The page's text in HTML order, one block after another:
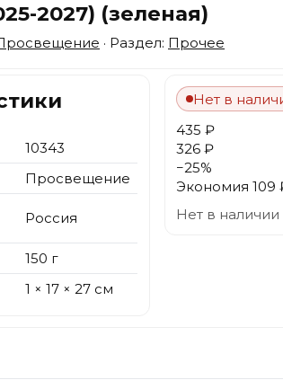
2027) (зеленая)
· Раздел: Прочее
10343
Просвещение
Россия
150 г
1 × 17 × 27 см
Нет в
435 ₽
326 ₽
−25%
Экономия 109
Нет в наличии